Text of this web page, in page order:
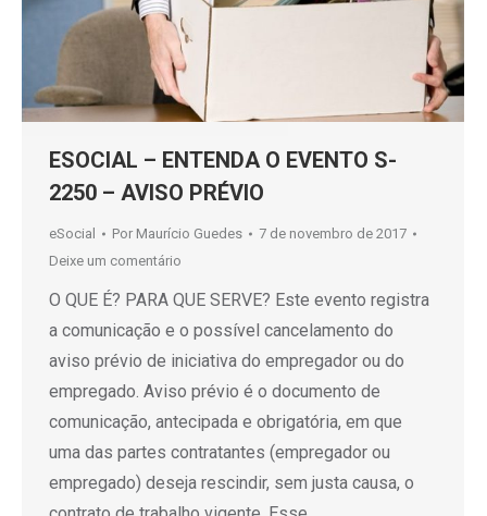
ESOCIAL – ENTENDA O EVENTO S-
2250 – AVISO PRÉVIO
eSocial Por Maurício Guedes
7 de novembro de 2017
Deixe um comentário
O QUE É? PARA QUE SERVE? Este evento registra
a comunicação e o possível cancelamento do
aviso prévio de iniciativa do empregador ou do
empregado. Aviso prévio é o documento de
comunicação, antecipada e obrigatória, em que
uma das partes contratantes (empregador ou
empregado) deseja rescindir, sem justa causa, o